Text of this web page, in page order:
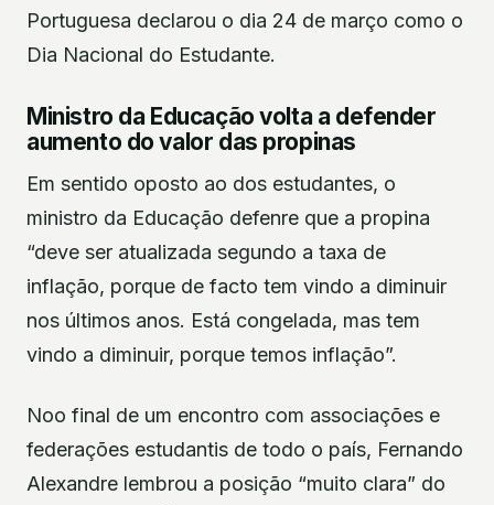
Portuguesa declarou o dia 24 de março como o
Dia Nacional do Estudante.
Ministro da Educação volta a defender
aumento do valor das propinas
Em sentido oposto ao dos estudantes, o
ministro da Educação defenre que a propina
“deve ser atualizada segundo a taxa de
inflação, porque de facto tem vindo a diminuir
nos últimos anos. Está congelada, mas tem
vindo a diminuir, porque temos inflação”.
Noo final de um encontro com associações e
federações estudantis de todo o país, Fernando
Alexandre lembrou a posição “muito clara” do